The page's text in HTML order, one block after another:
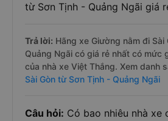
từ Sơn Tịnh - Quảng Ngãi giá
Trả lời: Hãng xe Giường nằm đi
Quảng Ngãi có giá rẻ nhất có mức
của nhà xe Việt Thắng. Xem danh
Sài Gòn từ Sơn Tịnh - Quảng Ngãi
Câu hỏi: Có bao nhiêu nhà xe